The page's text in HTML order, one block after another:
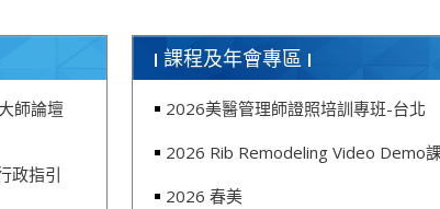
師論壇
政指引
課程及年會專區
2026美醫管理師證照培訓專班-台北
2026 Rib Remodeling Video Demo
2026 春美